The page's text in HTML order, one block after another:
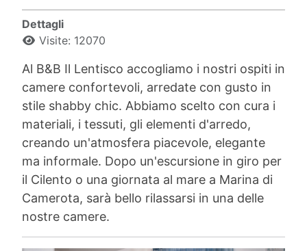
Dettagli
Visite: 12070
Al B&B Il Lentisco accogliamo i nostri ospiti in
camere confortevoli, arredate con gusto in
stile shabby chic. Abbiamo scelto con cura i
materiali, i tessuti, gli elementi d'arredo,
creando un'atmosfera piacevole, elegante
ma informale. Dopo un'escursione in giro per
il Cilento o una giornata al mare a Marina di
Camerota, sarà bello rilassarsi in una delle
nostre camere.